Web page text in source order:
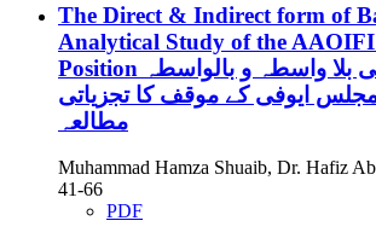
The Direct & Indirect form of
Analytical Study of the
Position بلا واسطہ و بالواسطہ
ایوفی کے موقف کا تجزیاتی
مطالعہ
Muhammad Hamza Shuaib, Dr. Hafiz
41-66
PDF